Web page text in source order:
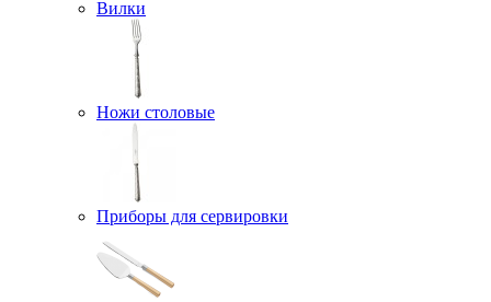
Вилки
Ножи столовые
Приборы для сервировки